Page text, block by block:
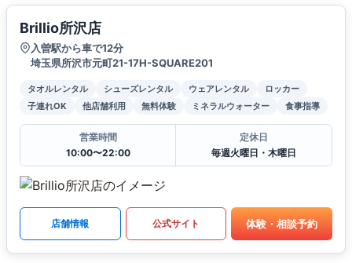
Brillio所沢店
入曽駅から車で12分
埼玉県所沢市元町21-17H-SQUARE201
タオルレンタル シューズレンタル ウェアレンタル
ロッカー
子連れOK
他店舗利用 無料体験 ミネラルウォーター 食事指導
営業時間
10:00〜22:00
定休日
毎週火曜日・木曜日
店舗情報 公式サイト 体験・相談予約